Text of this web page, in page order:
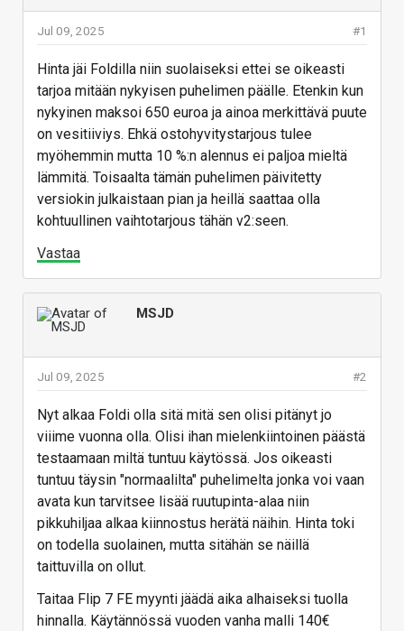
#1
Jul 09, 2025
Hinta jäi Foldilla niin suolaiseksi ettei se oikeasti
tarjoa mitään nykyisen puhelimen päälle. Etenkin kun
nykyinen maksoi 650 euroa ja ainoa merkittävä puute
on vesitiiviys. Ehkä ostohyvitystarjous tulee
myöhemmin mutta 10 %:n alennus ei paljoa mieltä
lämmitä. Toisaalta tämän puhelimen päivitetty
versiokin julkaistaan pian ja heillä saattaa olla
kohtuullinen vaihtotarjous tähän v2:seen.
Vastaa
MSJD
#2
Jul 09, 2025
Nyt alkaa Foldi olla sitä mitä sen olisi pitänyt jo
viiime vuonna olla. Olisi ihan mielenkiintoinen päästä
testaamaan miltä tuntuu käytössä. Jos oikeasti
tuntuu täysin "normaalilta" puhelimelta jonka voi vaan
avata kun tarvitsee lisää ruutupinta-alaa niin
pikkuhiljaa alkaa kiinnostus herätä näihin. Hinta toki
on todella suolainen, mutta sitähän se näillä
taittuvilla on ollut.
Taitaa Flip 7 FE myynti jäädä aika alhaiseksi tuolla
hinnalla. Käytännössä vuoden vanha malli 140€